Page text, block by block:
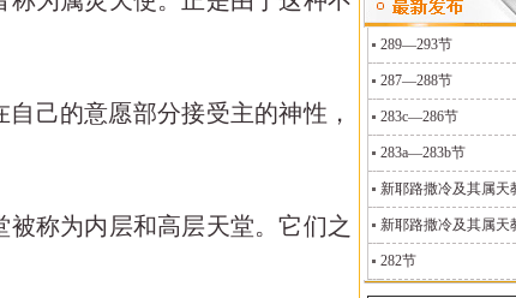
自己的意愿部分接受主的神性，
称为内层和高层天堂。它们之
289—293节
287—288节
283c—286节
283a—283b节
新耶路撒冷及其属天
新耶路撒冷及其属天
282节